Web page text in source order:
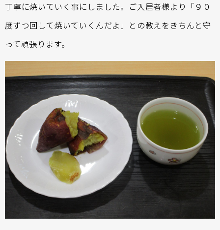
丁寧に焼いていく事にしました。ご入居者様より「９０
度ずつ回して焼いていくんだよ」との教えをきちんと守
って頑張ります。